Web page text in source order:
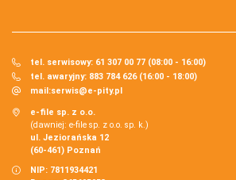
tel. serwisowy: 61 307 00 77 (08:00 - 16:00)
tel. awaryjny: 883 784 626 (16:00 - 18:00)
mail:serwis@e-pity.pl
e-file sp. z o.o.
(dawniej: e-file sp. z o.o. sp. k.)
ul. Jeziorańska 12
(60-461) Poznań
NIP: 7811934421